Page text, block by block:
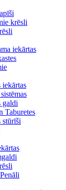
krēsli
iekārtas
galdi
Taburetes
stūrīši